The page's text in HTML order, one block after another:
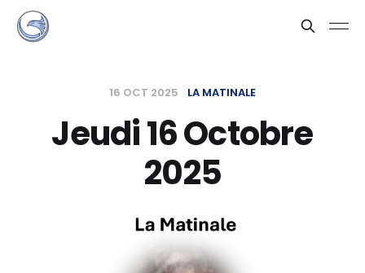
16 OCT 2025 LA MATINALE
Jeudi 16 Octobre
2025